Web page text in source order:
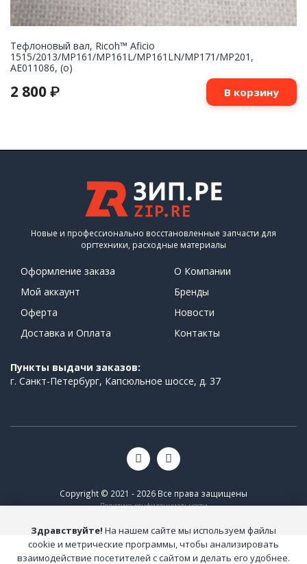
Тефлоновый вал, Ricoh™ Aficio
1515/2013/MP161/MP161L/MP161LN/MP171/MP201,
AE011086, (o)
2 800 ₽ В корзину
Новые и профессионально восстановленные запчасти для
оргтехники, расходные материалы
Оформление заказа
Мой аккаунт
Оферта
Доставка и Оплата
О Компании
Бренды
Новости
Контакты
Пункты выдачи заказов:
г. Санкт-Петербург, Капсюльное шоссе, д. 37
Copyright © 2021 - 2026 Все права защищены
Политика конфиденциальности
Здравствуйте! На нашем сайте мы используем файлы
cookie и метрические программы, чтобы анализировать
взаимодействие посетителей с сайтом и делать его удобнее.